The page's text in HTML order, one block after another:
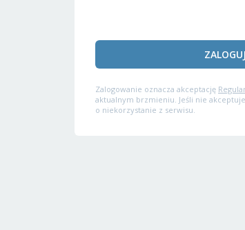
Zalogowanie oznacza akceptację
aktualnym brzmieniu. Jeśli nie
o niekorzystanie z serwisu.